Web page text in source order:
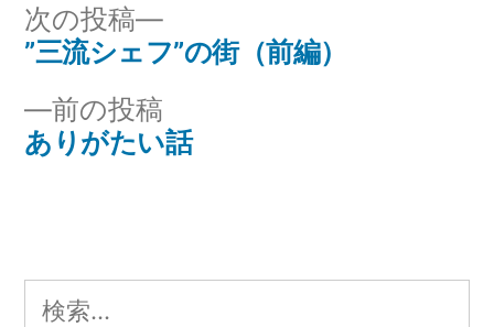
投
稿
ナ
ゲ
前の投稿
の
ありがたい話
次の投稿
次
の
”三流シェフ”の街（前編）
検